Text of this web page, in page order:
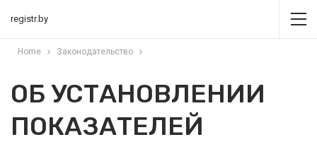
registr.by
Home Законодательство
ОБ УСТАНОВЛЕНИИ
ПОКАЗАТЕЛЕЙ